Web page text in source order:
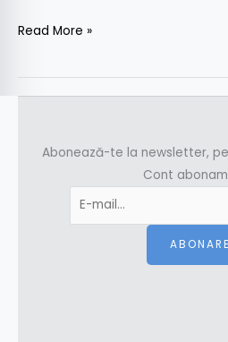
Read More »
Abonează-te la newsletter,
Cont
ABONARE